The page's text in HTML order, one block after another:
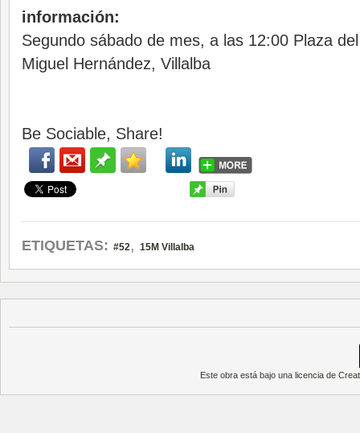
información:
Segundo sábado de mes, a las 12:00 Plaza
Miguel Hernández, Villalba
Be Sociable, Share!
ETIQUETAS: #52, 15M Villalba
Este obra está bajo unalicencia de